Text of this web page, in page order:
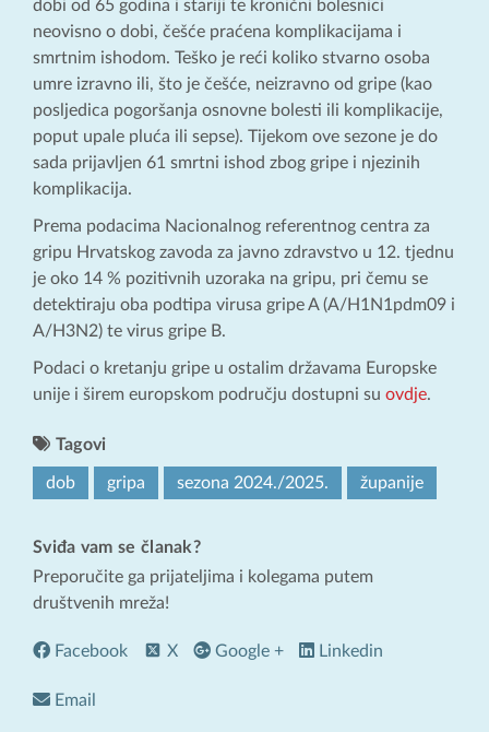
dobi od 65 godina i stariji te kronični bolesnici
neovisno o dobi, češće praćena komplikacijama i
smrtnim ishodom. Teško je reći koliko stvarno osoba
umre izravno ili, što je češće, neizravno od gripe (kao
posljedica pogoršanja osnovne bolesti ili komplikacije,
poput upale pluća ili sepse). Tijekom ove sezone je do
sada prijavljen 61 smrtni ishod zbog gripe i njezinih
komplikacija.
Prema podacima Nacionalnog referentnog centra za
gripu Hrvatskog zavoda za javno zdravstvo u 12. tjednu
je oko 14 % pozitivnih uzoraka na gripu, pri čemu se
detektiraju oba podtipa virusa gripe A (A/H1N1pdm09 i
A/H3N2) te virus gripe B.
Podaci o kretanju gripe u ostalim državama Europske
unije i širem europskom području dostupni su ovdje.
Tagovi
dob gripa sezona 2024./2025. županije
Sviđa vam se članak?
Preporučite ga prijateljima i kolegama putem
društvenih mreža!
Facebook X Google + Linkedin
Email